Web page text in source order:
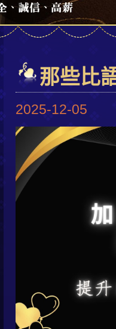
那些比
2025-12-05